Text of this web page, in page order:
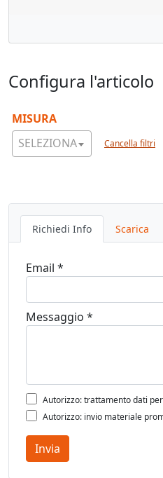
Configura l'articolo
SELEZIONA
MISURA
Cancella filtri
Richiedi Info Scarica
Email *
Messaggio *
Autorizzo: trattamento dati
Autorizzo: invio materiale
Invia